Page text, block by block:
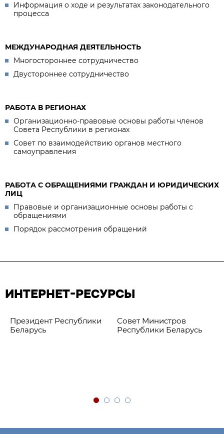
Информация о ходе и результатах законодательного
процесса
МЕЖДУНАРОДНАЯ ДЕЯТЕЛЬНОСТЬ
Многостороннее сотрудничество
Двустороннее сотрудничество
РАБОТА В РЕГИОНАХ
Организационно-правовые основы работы членов
Совета Республики в регионах
Совет по взаимодействию органов местного
самоуправления
РАБОТА С ОБРАЩЕНИЯМИ ГРАЖДАН И ЮРИДИЧЕСКИХ
ЛИЦ
Правовые и организационные основы работы с
обращениями
Порядок рассмотрения обращений
ИНТЕРНЕТ-РЕСУРСЫ
Президент Республики
Беларусь
Совет Министров
Республики Беларусь